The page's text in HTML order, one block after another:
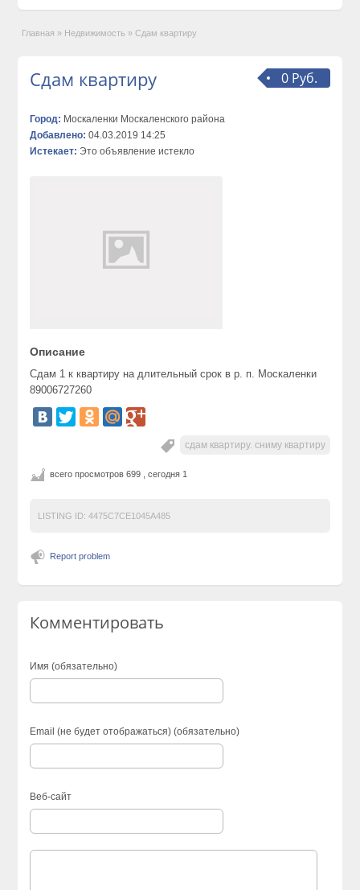
Главная » Недвижимость » Сдам квартиру
0 Руб.
Сдам квартиру
Город: Москаленки Москаленского района
Добавлено: 04.03.2019 14:25
Истекает: Это объявление истекло
Описание
Сдам 1 к квартиру на длительный срок в р. п. Москаленки
89006727260
сдам квартиру. сниму квартиру
всего просмотров 699 , сегодня 1
LISTING ID: 4475C7CE1045A485
Report problem
Комментировать
Имя (обязательно)
Email (не будет отображаться) (обязательно)
Веб-сайт